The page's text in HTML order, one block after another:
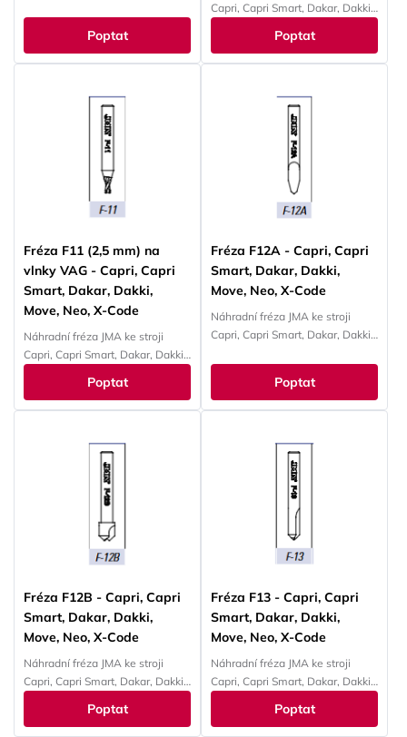
Poptat
Capri, Capri Smart, Dakar, Dakki,
Poptat
Fréza F11 (2,5 mm) na
vlnky VAG - Capri, Capri
Smart, Dakar, Dakki,
Move, Neo, X-Code
Náhradní fréza JMA ke stroji
Capri, Capri Smart, Dakar, Dakki,
Poptat
Fréza F12A - Capri, Capri
Smart, Dakar, Dakki,
Move, Neo, X-Code
Náhradní fréza JMA ke stroji
Capri, Capri Smart, Dakar, Dakki,
Poptat
Fréza F12B - Capri, Capri
Smart, Dakar, Dakki,
Move, Neo, X-Code
Náhradní fréza JMA ke stroji
Capri, Capri Smart, Dakar, Dakki,
Poptat
Fréza F13 - Capri, Capri
Smart, Dakar, Dakki,
Move, Neo, X-Code
Náhradní fréza JMA ke stroji
Capri, Capri Smart, Dakar, Dakki,
Poptat